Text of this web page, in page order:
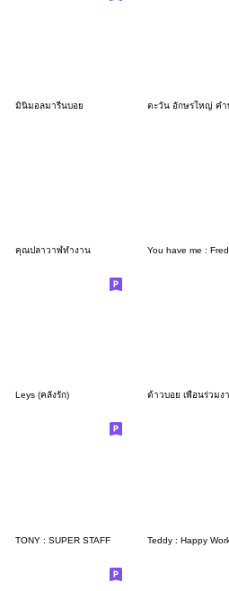
มินิมอลมารีนบอย
คุณปลาวาฬทำงาน You have me : Fred
Leys (คลั่งรัก)
TONY : SUPER STAFF